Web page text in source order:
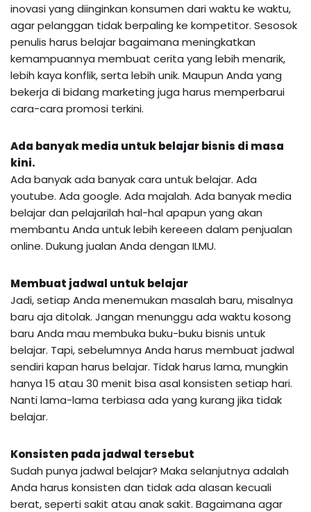
inovasi yang diinginkan konsumen dari waktu ke waktu,
agar pelanggan tidak berpaling ke kompetitor. Sesosok
penulis harus belajar bagaimana meningkatkan
kemampuannya membuat cerita yang lebih menarik,
lebih kaya konflik, serta lebih unik. Maupun Anda yang
bekerja di bidang marketing juga harus memperbarui
cara-cara promosi terkini.
Ada banyak media untuk belajar bisnis di masa
kini.
Ada banyak ada banyak cara untuk belajar. Ada
youtube. Ada google. Ada majalah. Ada banyak media
belajar dan pelajarilah hal-hal apapun yang akan
membantu Anda untuk lebih kereeen dalam penjualan
online. Dukung jualan Anda dengan ILMU.
Membuat jadwal untuk belajar
Jadi, setiap Anda menemukan masalah baru, misalnya
baru aja ditolak. Jangan menunggu ada waktu kosong
baru Anda mau membuka buku-buku bisnis untuk
belajar. Tapi, sebelumnya Anda harus membuat jadwal
sendiri kapan harus belajar. Tidak harus lama, mungkin
hanya 15 atau 30 menit bisa asal konsisten setiap hari.
Nanti lama-lama terbiasa ada yang kurang jika tidak
belajar.
Konsisten pada jadwal tersebut
Sudah punya jadwal belajar? Maka selanjutnya adalah
Anda harus konsisten dan tidak ada alasan kecuali
berat, seperti sakit atau anak sakit. Bagaimana agar